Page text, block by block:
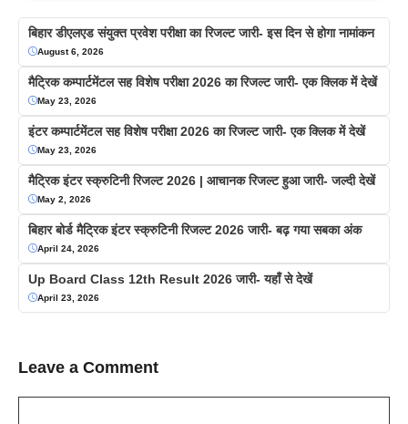
बिहार डीएलएड संयुक्त प्रवेश परीक्षा का रिजल्ट जारी- इस दिन से होगा नामांकन
August 6, 2026
मैट्रिक कम्पार्टमेंटल सह विशेष परीक्षा 2026 का रिजल्ट जारी- एक क्लिक में देखें
May 23, 2026
इंटर कम्पार्टमेंटल सह विशेष परीक्षा 2026 का रिजल्ट जारी- एक क्लिक में देखें
May 23, 2026
मैट्रिक इंटर स्क्रुटिनी रिजल्ट 2026 | आचानक रिजल्ट हुआ जारी- जल्दी देखें
May 2, 2026
बिहार बोर्ड मैट्रिक इंटर स्क्रुटिनी रिजल्ट 2026 जारी- बढ़ गया सबका अंक
April 24, 2026
Up Board Class 12th Result 2026 जारी- यहाँ से देखें
April 23, 2026
Leave a Comment